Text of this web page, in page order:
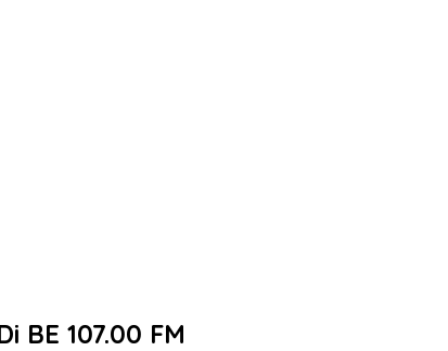
107.00 FM